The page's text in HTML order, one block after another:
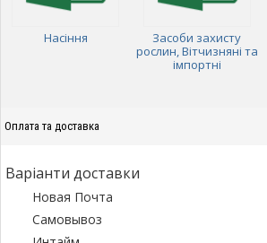
Насіння
Засоби захисту
рослин, Вітчизняні та
імпортні
Оплата та доставка
Варіанти доставки
Новая Почта
Самовывоз